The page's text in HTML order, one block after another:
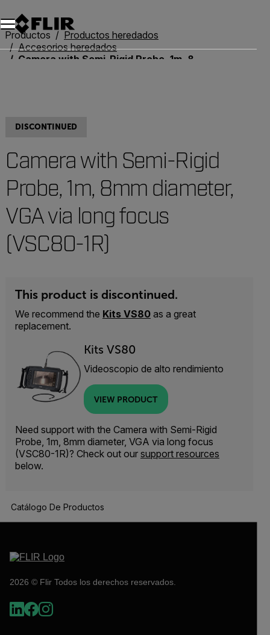
Productos
Productos heredados
Accesorios heredados
Camera with Semi-Rigid Probe, 1m, 8mm diameter, VGA via long focus (VSC80-1R)
DISCONTINUED
Camera with Semi-Rigid
Probe, 1m, 8mm diameter,
VGA via long focus
(VSC80-1R)
This product is discontinued.
We recommend the Kits VS80 as a great
replacement.
Kits VS80
Videoscopio de alto rendimiento
VIEW PRODUCT
Need support with the Camera with Semi-Rigid
Probe, 1m, 8mm diameter, VGA via long focus
(VSC80-1R)? Check out our support resources
below.
Catálogo De Productos
2026 © Flir Todos los derechos reservados.